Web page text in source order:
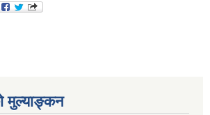
मुल्याङ्कन